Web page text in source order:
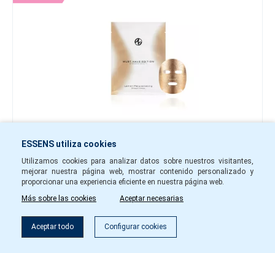
Filtro
mhe12 En stock
ESSENS utiliza cookies
Utilizamos cookies para analizar datos sobre nuestros visitantes,
mejorar nuestra página web, mostrar contenido personalizado y
proporcionar una experiencia eficiente en nuestra página web.
Más sobre las cookies
Aceptar necesarias
Aceptar todo Configurar cookies